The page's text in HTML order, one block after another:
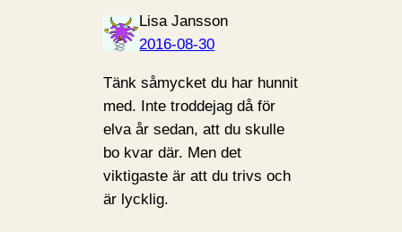
Lisa Jansson
2016-08-30
Tänk såmycket du har hunnit
med. Inte troddejag då för
elva år sedan, att du skulle
bo kvar där. Men det
viktigaste är att du trivs och
är lycklig.